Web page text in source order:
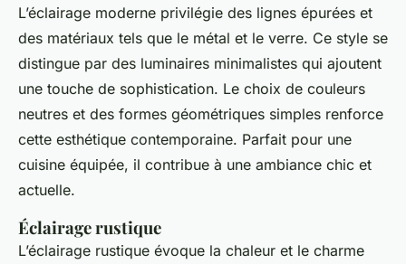
L’éclairage moderne privilégie des lignes épurées et
des matériaux tels que le métal et le verre. Ce style se
distingue par des luminaires minimalistes qui ajoutent
une touche de sophistication. Le choix de couleurs
neutres et des formes géométriques simples renforce
cette esthétique contemporaine. Parfait pour une
cuisine équipée, il contribue à une ambiance chic et
actuelle.
Éclairage rustique
L’éclairage rustique évoque la chaleur et le charme